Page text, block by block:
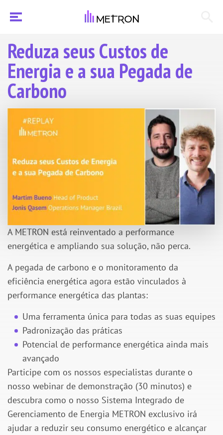
Reduza seus Custos de
Energia e a sua Pegada de
Carbono
A METRON está reinventado a performance
energética e ampliando sua soluçāo, nāo perca.
A pegada de carbono e o monitoramento da
eficiência energética agora estão vinculados à
performance energética das plantas:
Uma ferramenta única para todas as suas equipes
Padronização das práticas
Potencial de performance energética ainda mais
avançado
Participe com os nossos especialistas durante o
nosso webinar de demonstração (30 minutos) e
descubra como o nosso Sistema Integrado de
Gerenciamento de Energia METRON exclusivo irá
ajudar a reduzir seu consumo energético e alcançar